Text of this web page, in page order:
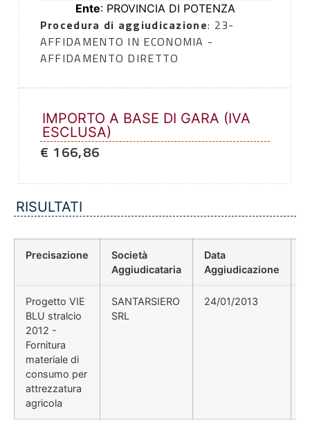
Ente: PROVINCIA DI POTENZA
Procedura di aggiudicazione: 23-
AFFIDAMENTO IN ECONOMIA -
AFFIDAMENTO DIRETTO
IMPORTO A BASE DI GARA (IVA
ESCLUSA)
€ 166,86
RISULTATI
Precisazione
Società
Aggiudicataria
Data
Aggiudicazione
Progetto VIE
BLU stralcio
2012 -
Fornitura
materiale di
consumo per
attrezzatura
agricola
SANTARSIERO
SRL
24/01/2013